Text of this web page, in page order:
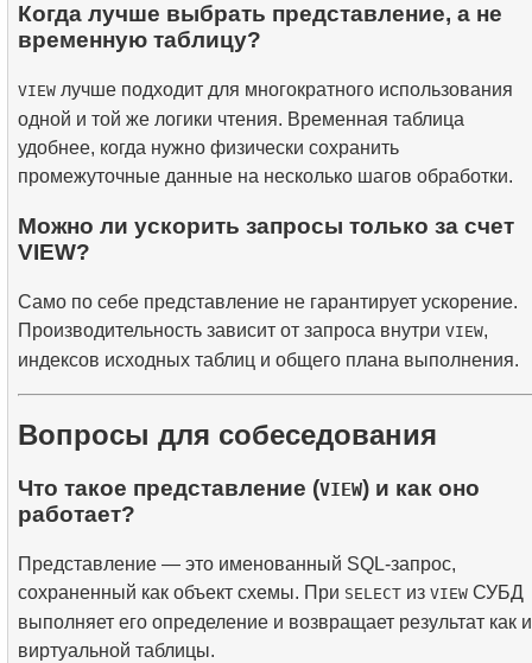
Когда лучше выбрать представление, а не
временную таблицу?
VIEW лучше подходит для многократного использования
одной и той же логики чтения. Временная таблица
удобнее, когда нужно физически сохранить
промежуточные данные на несколько шагов обработки.
Можно ли ускорить запросы только за счет
VIEW?
Само по себе представление не гарантирует ускорение.
Производительность зависит от запроса внутри VIEW,
индексов исходных таблиц и общего плана выполнения.
Вопросы для собеседования
Что такое представление (VIEW) и как оно
работает?
Представление — это именованный SQL-запрос,
сохраненный как объект схемы. При SELECT из VIEW СУБД
выполняет его определение и возвращает результат как
виртуальной таблицы.